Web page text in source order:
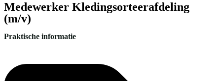
Medewerker Kledingsorteerafdeling
(m/v)
Praktische informatie